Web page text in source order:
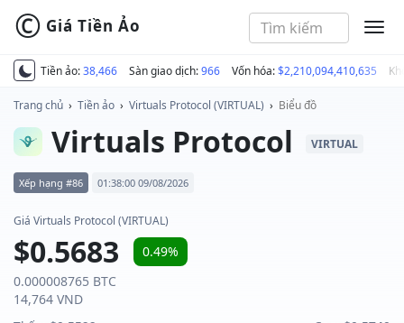
Tiền ảo:38,466 Sàn giao dịch:966 Vốn hóa:$2,210,094,410,635
© Giá Tiền Ảo
Trang chủ › Tiền ảo › Virtuals Protocol (VIRTUAL) › Biểu đồ
Virtuals Protocol VIRTUAL
Xếp hạng #86 01:38:00 09/08/2026
Giá Virtuals Protocol (VIRTUAL)
$0.5683
0.49%
0.000008765 BTC
14,764 VND